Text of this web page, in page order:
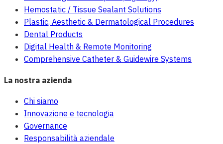
Hemostatic / Tissue Sealant Solutions
Plastic, Aesthetic & Dermatological Procedures
Dental Products
Digital Health & Remote Monitoring
Comprehensive Catheter & Guidewire Systems
La nostra azienda
Chi siamo
Innovazione e tecnologia
Governance
Responsabilità aziendale